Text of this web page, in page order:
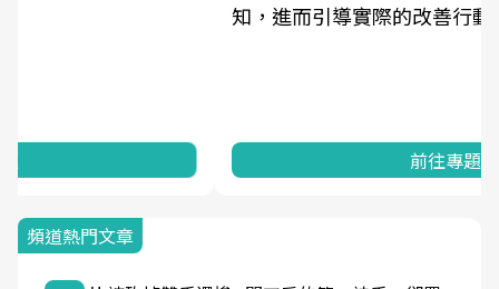
知，進而引導實際的改善行動。
頻道熱門文章